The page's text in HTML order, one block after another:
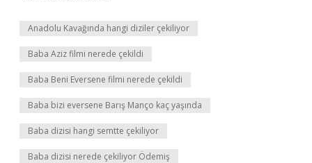
Anadolu Kavağında hangi diziler çekiliyor
Baba Aziz filmi nerede çekildi
Baba Beni Eversene filmi nerede çekildi
Baba bizi eversene Barış Manço kaç yaşında
Baba dizisi hangi semtte çekiliyor
Baba dizisi nerede çekiliyor Ödemiş